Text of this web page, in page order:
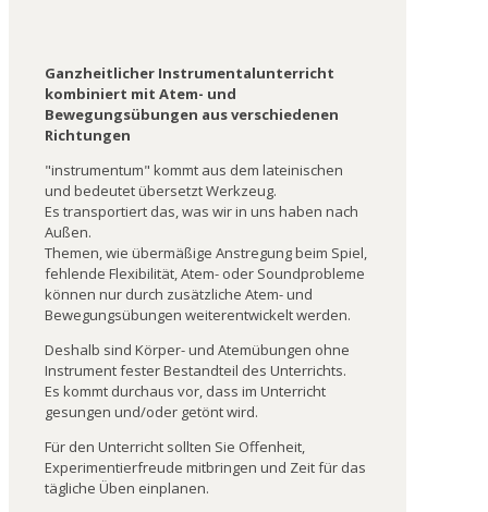
Ganzheitlicher Instrumentalunterricht
kombiniert mit Atem- und
Bewegungsübungen aus verschiedenen
Richtungen
"instrumentum" kommt aus dem lateinischen
und bedeutet übersetzt Werkzeug.
Es transportiert das, was wir in uns haben nach
Außen.
Themen, wie übermäßige Anstregung beim Spiel,
fehlende Flexibilität, Atem- oder Soundprobleme
können nur durch zusätzliche Atem- und
Bewegungsübungen weiterentwickelt werden.
Deshalb sind Körper- und Atemübungen ohne
Instrument fester Bestandteil des Unterrichts.
Es kommt durchaus vor, dass im Unterricht
gesungen und/oder getönt wird.
Für den Unterricht sollten Sie Offenheit,
Experimentierfreude mitbringen und Zeit für das
tägliche Üben einplanen.